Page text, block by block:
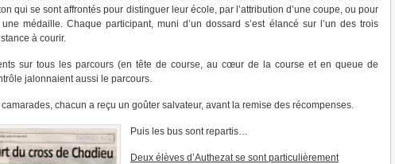
qui se sont affrontés pour distinguer leur école, par l’attribution d’une coupe, ou pour
médaille. Chaque participant, muni d’un dossard s’est élancé sur l’un des trois
à courir.
sur tous les parcours (en tête de course, au cœur de la course et en queue de
jalonnaient aussi le parcours.
camarades, chacun a reçu un goûter salvateur, avant la remise des récompenses.
Puis les bus sont repartis…
Deux élèves d’Authezat se sont particulièrement